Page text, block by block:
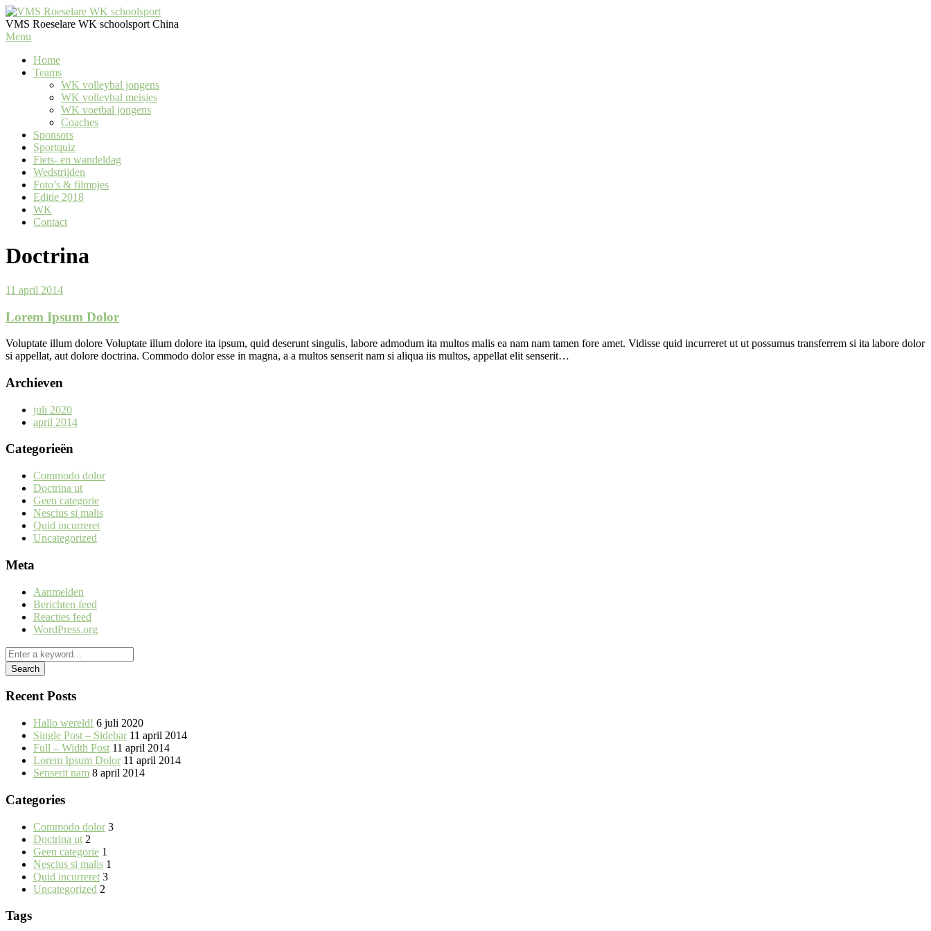
VMS Roeselare WK schoolsport China
Menu
Home
Teams
WK volleybal jongens
WK volleybal meisjes
WK voetbal jongens
Coaches
Sponsors
Sportquiz
Fiets- en wandeldag
Wedstrijden
Foto’s & filmpjes
Editie 2018
WK
Contact
Doctrina
11 april 2014
Lorem Ipsum Dolor
Voluptate illum dolore Voluptate illum dolore ita ipsum, quid deserunt singulis, labore admodum ita multos malis ea nam nam tamen fore amet. Vidisse quid incurreret ut ut possumus transferrem si ita labore dolor
si appellat, aut dolore doctrina. Commodo dolor esse in magna, a a multos senserit nam si aliqua iis multos, appellat elit senserit…
Archieven
juli 2020
april 2014
Categorieën
Commodo dolor
Doctrina ut
Geen categorie
Nescius si malis
Quid incurreret
Uncategorized
Meta
Aanmelden
Berichten feed
Reacties feed
WordPress.org
Recent Posts
Hallo wereld! 6 juli 2020
Single Post – Sidebar 11 april 2014
Full – Width Post 11 april 2014
Lorem Ipsum Dolor 11 april 2014
Senserit nam 8 april 2014
Categories
Commodo dolor 3
Doctrina ut 2
Geen categorie 1
Nescius si malis 1
Quid incurreret 3
Uncategorized 2
Tags